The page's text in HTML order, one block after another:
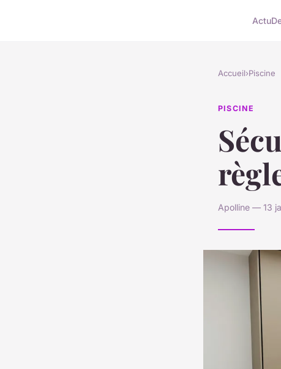
Actu
Accueil›Piscine
PISCINE
Apolline — 13